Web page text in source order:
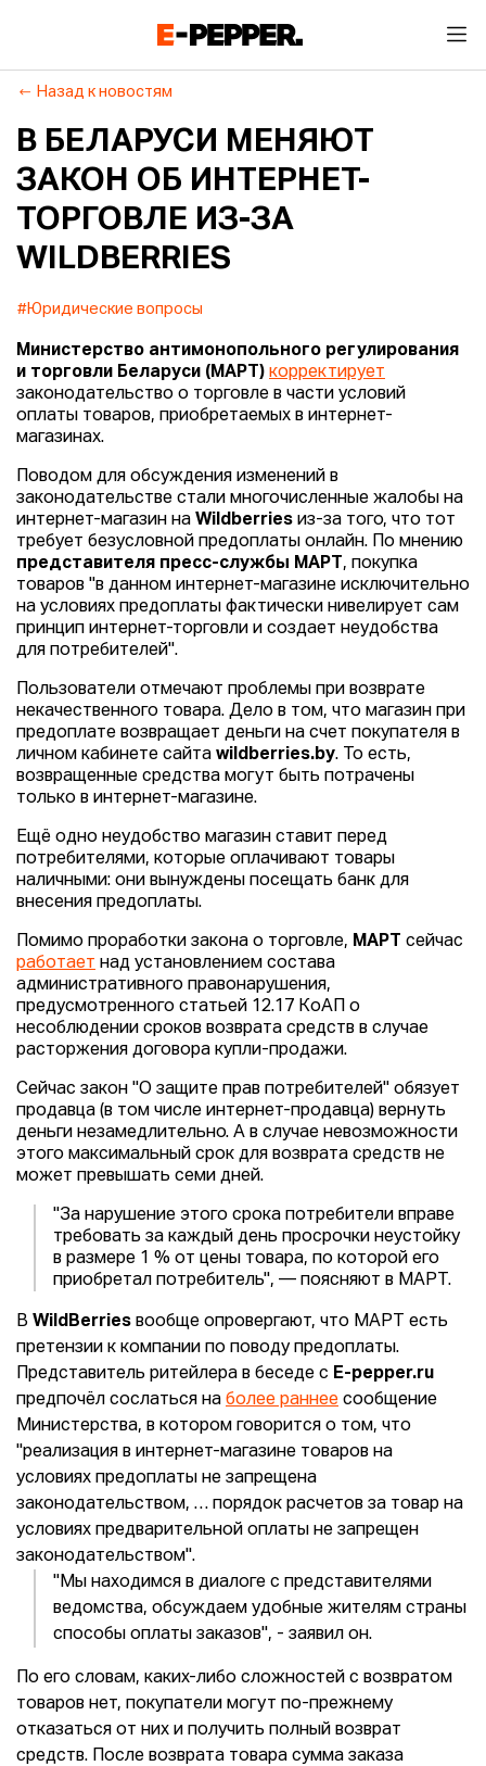
Назад к новостям
В БЕЛАРУСИ МЕНЯЮТ
ЗАКОН ОБ ИНТЕРНЕТ-
ТОРГОВЛЕ ИЗ-ЗА
WILDBERRIES
#Юридические вопросы
Министерство антимонопольного регулирования
и торговли Беларуси (МАРТ) корректирует
законодательство о торговле в части условий
оплаты товаров, приобретаемых в интернет-
магазинах.
Поводом для обсуждения изменений в
законодательстве стали многочисленные жалобы на
интернет-магазин на Wildberries из-за того, что тот
требует безусловной предоплаты онлайн. По мнению
представителя пресс-службы МАРТ , покупка
товаров "в данном интернет-магазине исключительно
на условиях предоплаты фактически нивелирует сам
принцип интернет-торговли и создает неудобства
для потребителей".
Пользователи отмечают проблемы при возврате
некачественного товара. Дело в том, что магазин при
предоплате возвращает деньги на счет покупателя в
личном кабинете сайта wildberries.by. То есть,
возвращенные средства могут быть потрачены
только в интернет-магазине.
Ещё одно неудобство магазин ставит перед
потребителями, которые оплачивают товары
наличными: они вынуждены посещать банк для
внесения предоплаты.
Помимо проработки закона о торговле, МАРТ
сейчас
работает над установлением состава
административного правонарушения,
предусмотренного статьей 12.17 КоАП о
несоблюдении сроков возврата средств в случае
расторжения договора купли-продажи.
Сейчас закон "О защите прав потребителей" обязует
продавца (в том числе интернет-продавца) вернуть
деньги незамедлительно. А в случае невозможности
этого максимальный срок для возврата средств не
может превышать семи дней.
"За нарушение этого срока потребители вправе
требовать за каждый день просрочки неустойку
в размере 1 % от цены товара, по которой его
приобретал потребитель", — поясняют в МАРТ.
В WildBerries вообще опровергают, что МАРТ есть
претензии к компании по поводу предоплаты.
Представитель ритейлера в беседе с E-pepper.ru
предпочёл сослаться на более раннее сообщение
Министерства, в котором говорится о том, что
"реализация в интернет-магазине товаров на
условиях предоплаты не запрещена
законодательством, … порядок расчетов за товар на
условиях предварительной оплаты не запрещен
законодательством".
"Мы находимся в диалоге с представителями
ведомства, обсуждаем удобные жителям страны
способы оплаты заказов", - заявил он.
По его словам, каких-либо сложностей с возвратом
товаров нет, покупатели могут по-прежнему
отказаться от них и получить полный возврат
средств. После возврата товара сумма заказа